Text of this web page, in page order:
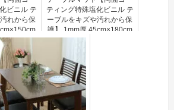
ビニル テ
れから保
ティング特殊塩化ビニル テ
ーブルをキズや汚れから保
護】 1mm厚 45cm×180cm
ACH63545